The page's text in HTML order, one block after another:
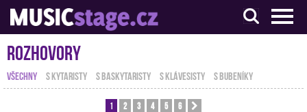
S muzikanty pro muzikanty
Rozhovory
VŠECHNY S KYTARISTY S BASKYTARISTY S KLÁVESISTY S BUBENÍKY
1 2 3 4 5 6